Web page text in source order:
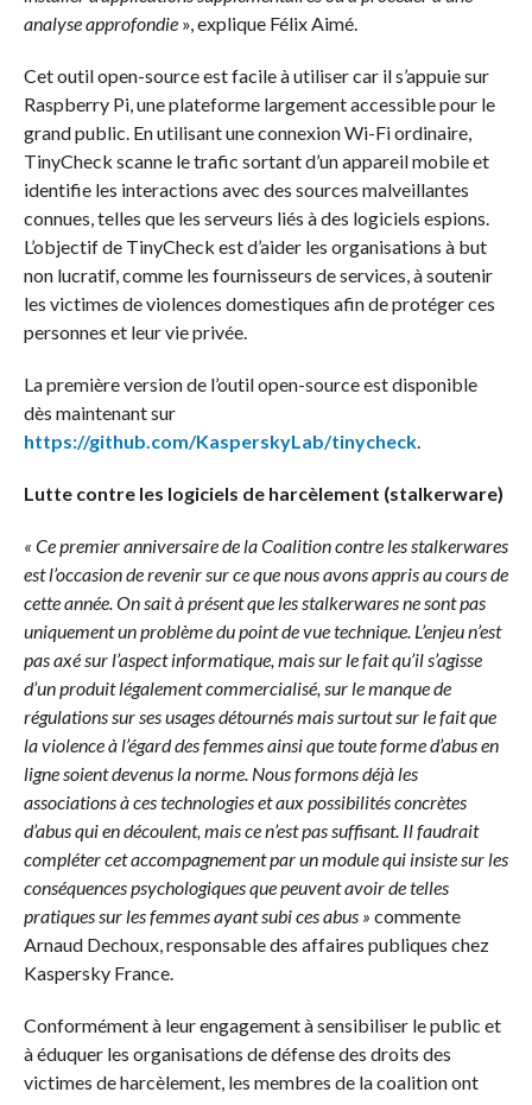
analyse approfondie», explique Félix Aimé.
Cet outil open-source est facile à utiliser car il s’appuie sur
Raspberry Pi, une plateforme largement accessible pour le
grand public. En utilisant une connexion Wi-Fi ordinaire,
TinyCheck scanne le trafic sortant d’un appareil mobile et
identifie les interactions avec des sources malveillantes
connues, telles que les serveurs liés à des logiciels espions.
L’objectif de TinyCheck est d’aider les organisations à but
non lucratif, comme les fournisseurs de services, à soutenir
les victimes de violences domestiques afin de protéger ces
personnes et leur vie privée.
La première version de l’outil open-source est disponible
dès maintenant sur
https://github.com/KasperskyLab/tinycheck.
Lutte contre les logiciels de harcèlement (stalkerware)
« Ce premier anniversaire de la Coalition contre les stalkerwares
est l’occasion de revenir sur ce que nous avons appris au cours de
cette année. On sait à présent que les stalkerwares ne sont pas
uniquement un problème du point de vue technique. L’enjeu n’est
pas axé sur l’aspect informatique, mais sur le fait qu’il s’agisse
d’un produit légalement commercialisé, sur le manque de
régulations sur ses usages détournés mais surtout sur le fait que
la violence à l’égard des femmes ainsi que toute forme d’abus en
ligne soient devenus la norme. Nous formons déjà les
associations à ces technologies et aux possibilités concrètes
d’abus qui en découlent, mais ce n’est pas suffisant. Il faudrait
compléter cet accompagnement par un module qui insiste sur les
conséquences psychologiques que peuvent avoir de telles
pratiques sur les femmes ayant subi ces abus » commente
Arnaud Dechoux, responsable des affaires publiques chez
Kaspersky France.
Conformément à leur engagement à sensibiliser le public et
à éduquer les organisations de défense des droits des
victimes de harcèlement, les membres de la coalition ont